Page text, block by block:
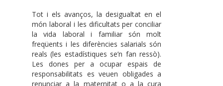
Tot i els avanços, la desigualtat en el
món laboral i les dificultats per conciliar
la vida laboral i familiar són molt
freqüents i les diferències salarials són
reals (les estadístiques se’n fan ressò).
Les dones per a ocupar espais de
responsabilitats es veuen obligades a
renunciar a la maternitat o a la cura